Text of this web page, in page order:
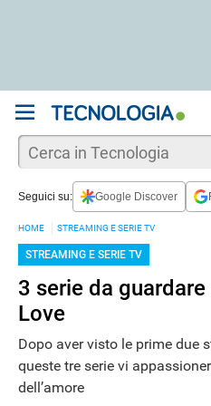
Seguici su: Google Discover
HOME STREAMING E SERIE TV
STREAMING E SERIE TV
3 serie da
Love
Dopo aver visto le prime due
queste tre serie vi
dell’amore